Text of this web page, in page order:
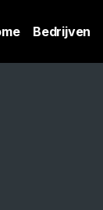
Bedrijven